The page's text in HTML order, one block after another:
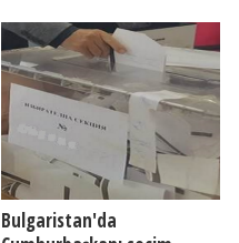
Bulgaristan'da